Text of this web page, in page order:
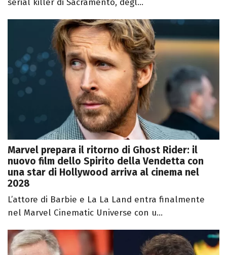
serial killer di Sacramento, degl...
Marvel prepara il ritorno di Ghost Rider: il
nuovo film dello Spirito della Vendetta con
una star di Hollywood arriva al cinema nel
2028
L’attore di Barbie e La La Land entra finalmente
nel Marvel Cinematic Universe con u...